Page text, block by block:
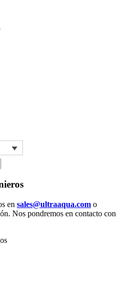
en sales@ultraaqua.com o
Nos pondremos en contacto con